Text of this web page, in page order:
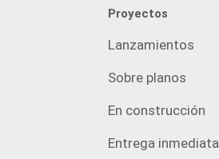
Proyectos
Lanzamientos
Sobre planos
En construcción
Entrega inmediata